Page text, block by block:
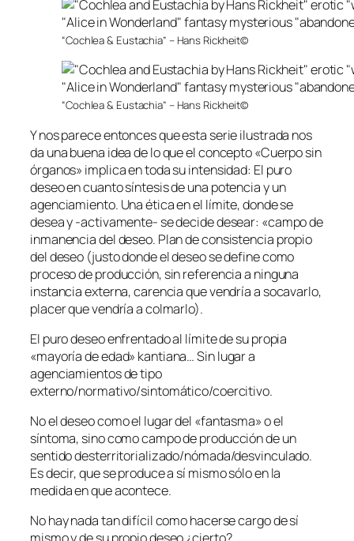
“Cochlea & Eustachia” – Hans Rickheit©
“Cochlea & Eustachia” – Hans Rickheit©
Y nos parece entonces que esta serie ilustrada nos
da una buena idea de lo que el concepto «Cuerpo sin
órganos» implica en toda su intensidad: El puro
deseo en cuanto síntesis de una potencia y un
agenciamiento. Una ética en el límite, donde se
desea y -activamente- se decide desear: «campo de
inmanencia del deseo. Plan de consistencia propio
del deseo (justo donde el deseo se define como
proceso de producción, sin referencia a ninguna
instancia externa, carencia que vendría a socavarlo,
placer que vendría a colmarlo).
El puro deseo enfrentado al límite de su propia
«mayoría de edad» kantiana… Sin lugar a
agenciamientos de tipo
externo/normativo/sintomático/coercitivo.
No el deseo como el lugar del «fantasma» o el
síntoma, sino como campo de producción de un
sentido desterritorializado/nómada/desvinculado.
Es decir, que se produce a sí mismo sólo en la
medida en que acontece.
No hay nada tan difícil como hacerse cargo de sí